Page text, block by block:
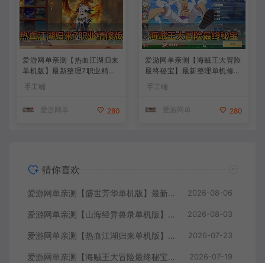
爱游网单亲测【热血江湖归来
单机版】最新整理7职业精修
多项修复 带网页GM物品后台
代金券内购 虚拟机一键端视
手工端
爱游网单 280
爱游网单亲测【海贼王大冒险
最终秘宝】最新整理单机修复
版 带网页GM充值物品后台
回合制抽卡模拟器手游 虚拟
本教学
手工端
爱游网单 280
猜你喜欢
爱游网单亲测【盛世芳华单机版】最新整理宫斗养成回合抽卡多区跨服代金券内购虚拟机一键端视频教学+linux手工外网端文本教学 2026-08-06
爱游网单亲测【山海经异兽录单机版】最新整理11赛季代金券内购版 带GM物品充值后台 模拟器手游 解压一键端 视频安装教学+手工端文本教学 2026-08-03
爱游网单亲测【热血江湖归来单机版】最新整理7职业精修多项修复 带网页GM物品后台 代金券内购 虚拟机一键端视频安装教学+手工端文本教学 2026-07-23
爱游网单亲测【海贼王大冒险最终秘宝】最新整理单机修复版 带网页GM充值物品后台 回合制抽卡模拟器手游 虚拟机一键端视频教学+手工端文本教学 2026-07-19